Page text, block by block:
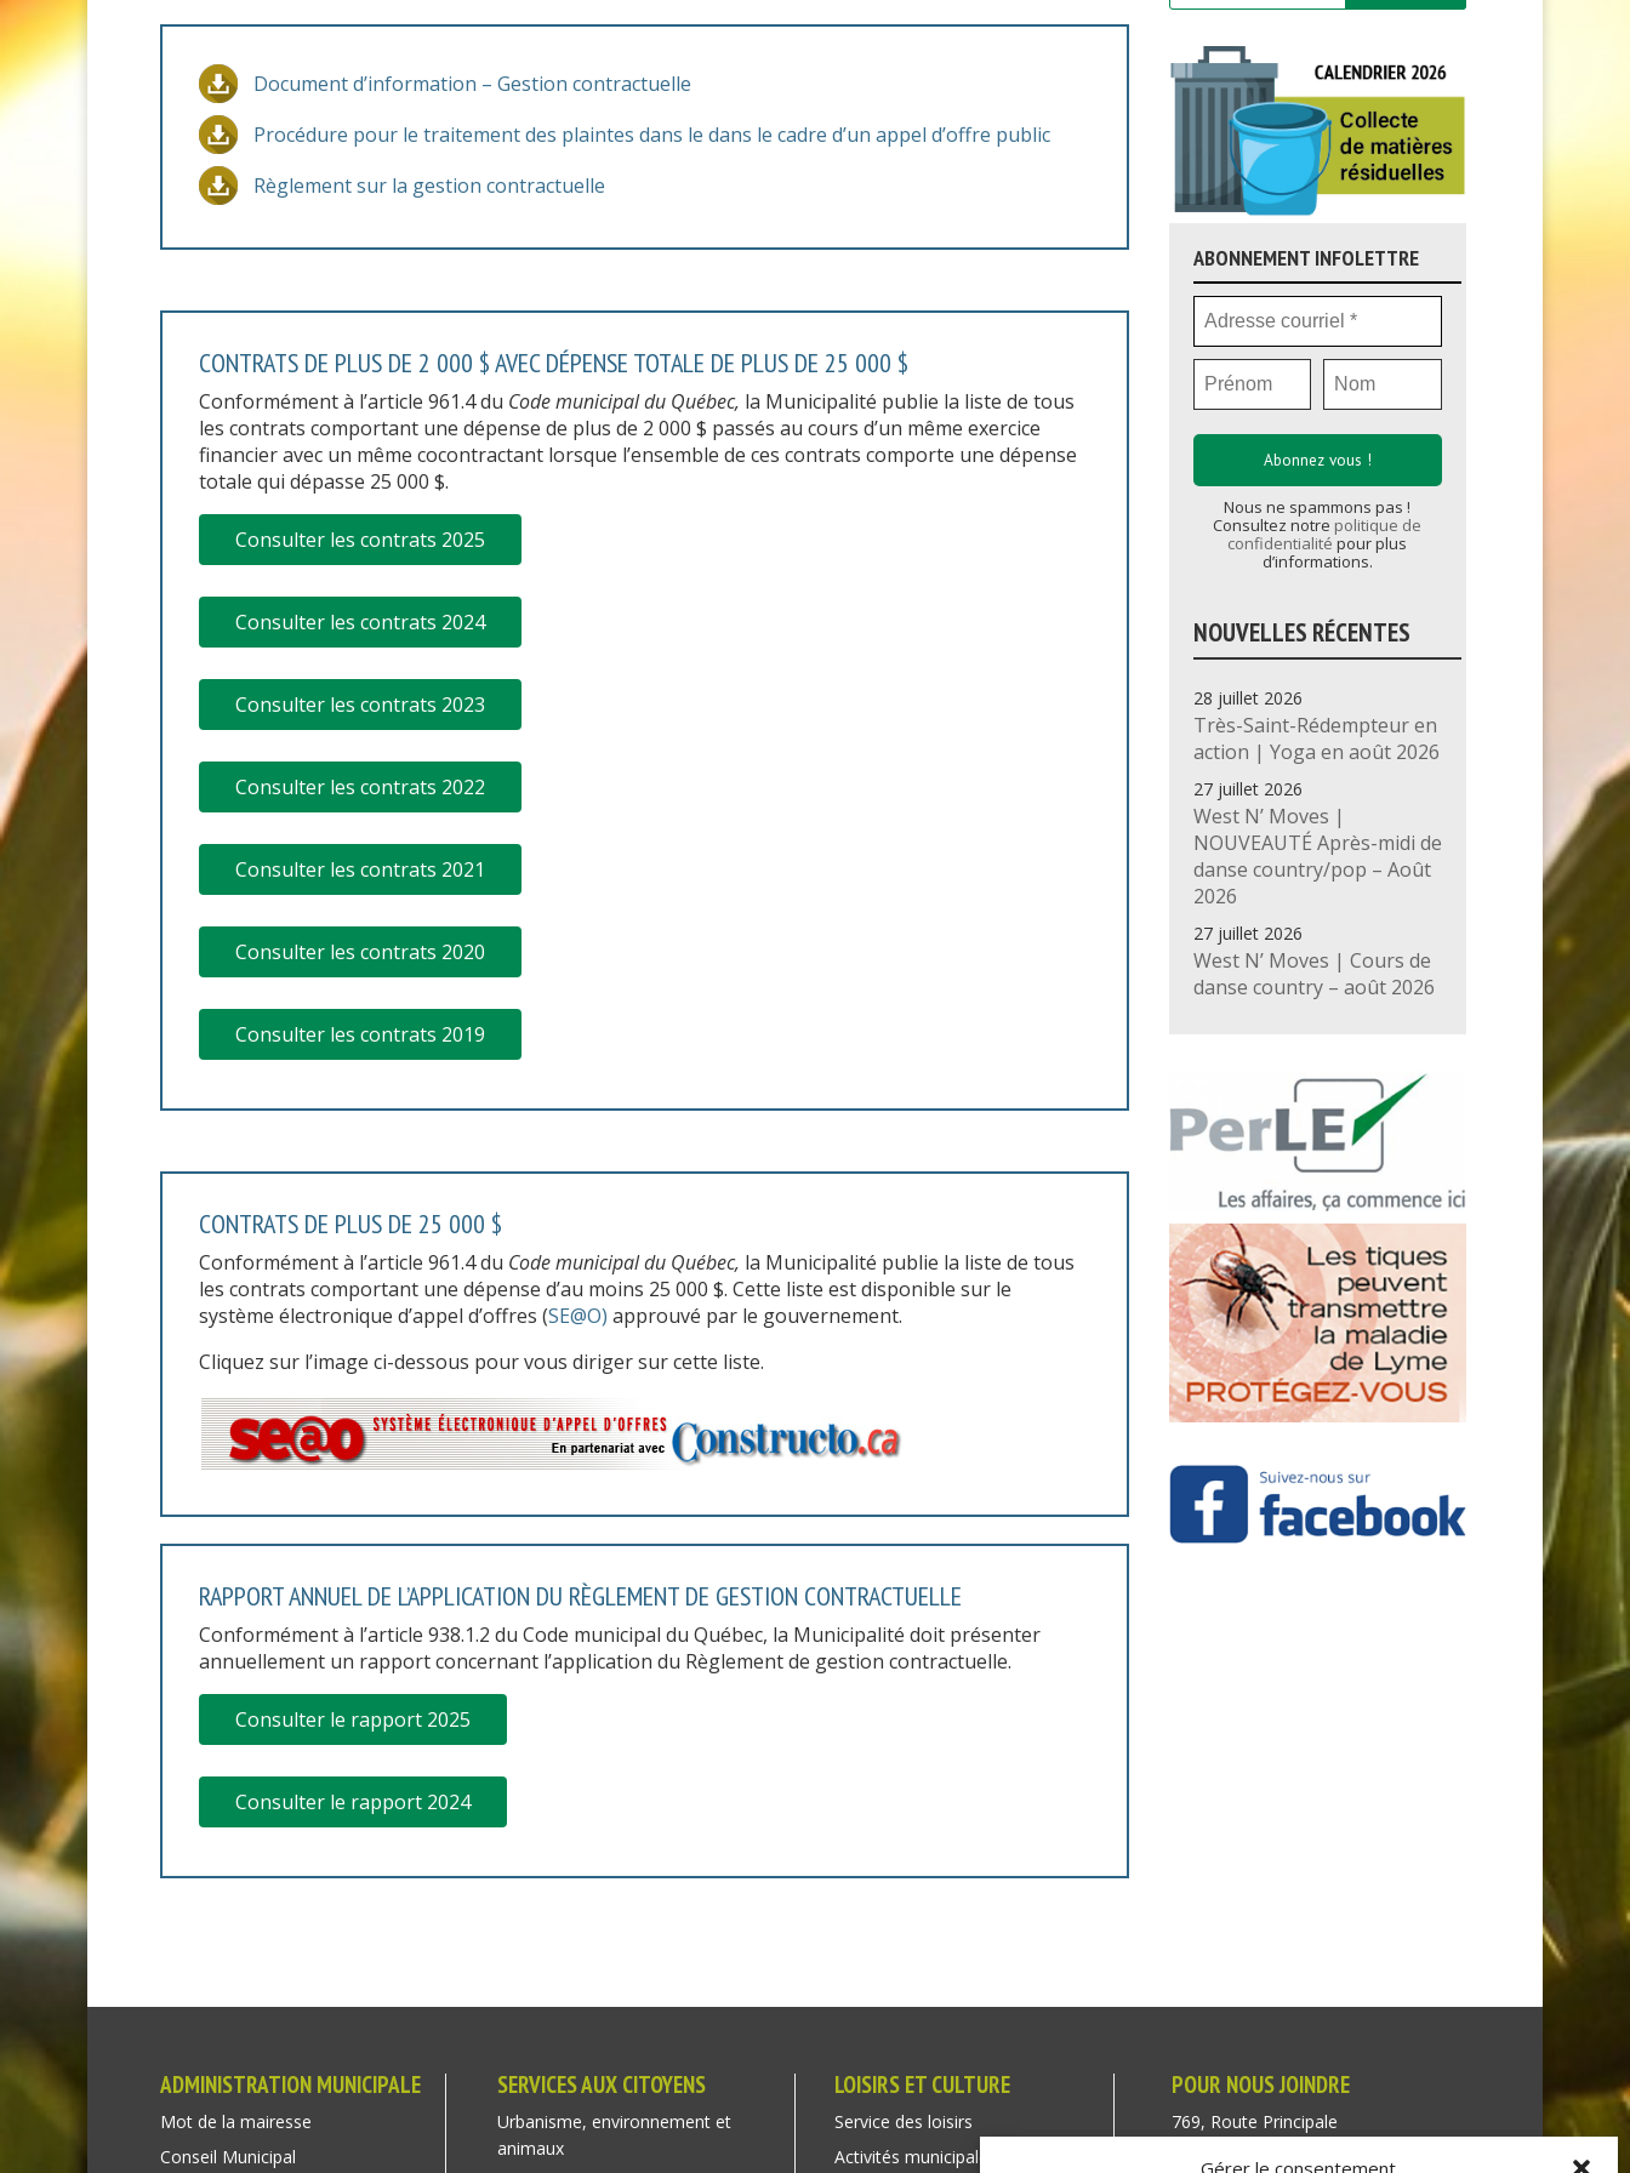
Gérer le consentement
Document d’information – Gestion contractuelle
Procédure pour le traitement des plaintes dans le dans le cadre d’un appel d’offre public
Règlement sur la gestion contractuelle
CONTRATS DE PLUS DE 2 000 $ AVEC DÉPENSE TOTALE DE PLUS DE 25 000 $
Conformément à l’article 961.4 du Code municipal du Québec, la Municipalité publie la liste de tous
les contrats comportant une dépense de plus de 2 000 $ passés au cours d’un même exercice
financier avec un même cocontractant lorsque l’ensemble de ces contrats comporte une dépense
totale qui dépasse 25 000 $.
Consulter les contrats 2025
Consulter les contrats 2024
Consulter les contrats 2023
Consulter les contrats 2022
Consulter les contrats 2021
Consulter les contrats 2020
Consulter les contrats 2019
CONTRATS DE PLUS DE 25 000 $
Conformément à l’article 961.4 du Code municipal du Québec, la Municipalité publie la liste de tous
les contrats comportant une dépense d’au moins 25 000 $. Cette liste est disponible sur le
système électronique d’appel d’offres (SE@O) approuvé par le gouvernement.
Cliquez sur l’image ci-dessous pour vous diriger sur cette liste.
RAPPORT ANNUEL DE L’APPLICATION DU RÈGLEMENT DE GESTION CONTRACTUELLE
Conformément à l’article 938.1.2 du Code municipal du Québec, la Municipalité doit présenter
annuellement un rapport concernant l’application du Règlement de gestion contractuelle.
Consulter le rapport 2025
Consulter le rapport 2024
ABONNEMENT INFOLETTRE
Nous ne spammons pas !
Consultez notre politique de
confidentialité pour plus
d’informations.
NOUVELLES RÉCENTES
28 juillet 2026
Très-Saint-Rédempteur en
action | Yoga en août 2026
27 juillet 2026
West N’ Moves |
NOUVEAUTÉ Après-midi de
danse country/pop – Août
2026
27 juillet 2026
West N’ Moves | Cours de
danse country – août 2026
ADMINISTRATION MUNICIPALE
Mot de la mairesse
Conseil Municipal
SERVICES AUX CITOYENS
Urbanisme, environnement et
animaux
LOISIRS ET CULTURE
Service des loisirs
Activités municipales
POUR NOUS JOINDRE
769, Route Principale